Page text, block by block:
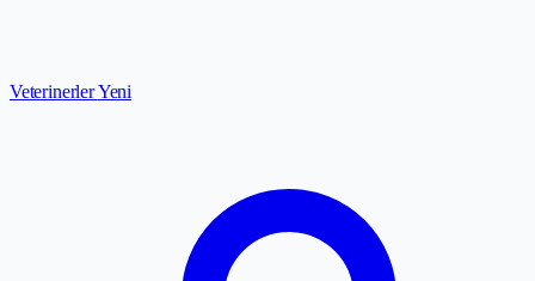
VeterinerlerYeni